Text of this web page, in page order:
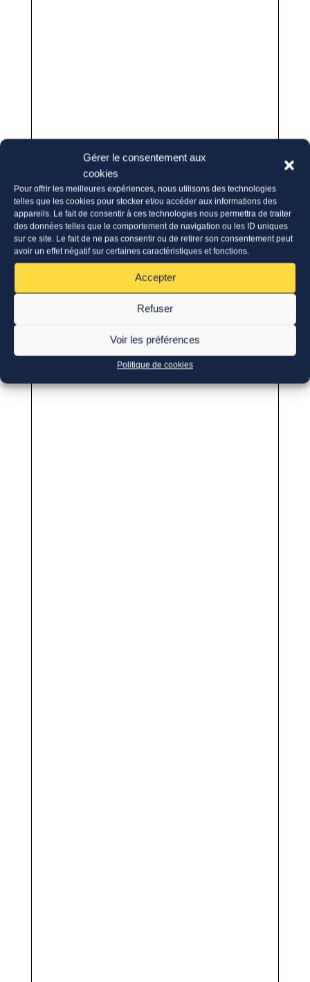
Gérer le consentement aux
cookies
Pour offrir les meilleures expériences, nous utilisons des technologies
telles que les cookies pour stocker et/ou accéder aux informations des
appareils. Le fait de consentir à ces technologies nous permettra de traiter
des données telles que le comportement de navigation ou les ID uniques
sur ce site. Le fait de ne pas consentir ou de retirer son consentement peut
avoir un effet négatif sur certaines caractéristiques et fonctions.
Accepter
Refuser
Voir les préférences
Politique de cookies